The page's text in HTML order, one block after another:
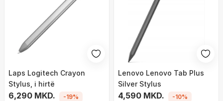
Laps Logitech Crayon
Stylus, i hirtë
6,290 MKD. -19%
Lenovo Lenovo Tab Plus
Silver Stylus
4,590 MKD. -10%